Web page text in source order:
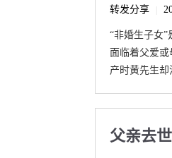
转发分享
“非婚生子女
面临着父爱
产时黄先生
父亲去